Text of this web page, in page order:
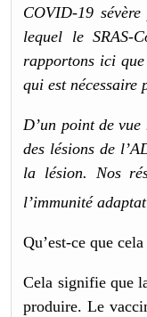
COVID-19
lequel le SRAS-
rapportons ici
qui est nécessaire
D’un point de
des lésions de
la lésion. Nos
l’immunité
Qu’est-ce que
Cela signifie que
produire. Le